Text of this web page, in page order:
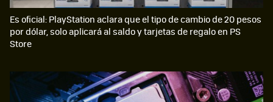
Es oficial: PlayStation aclara que el tipo de cambio de 20 pesos
por dólar, solo aplicará al saldo y tarjetas de regalo en PS
Store